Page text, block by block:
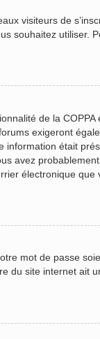
visiteurs de
souhaitez utiliser.
de la
exigeront
était
avez
électronique
mot de passe
site internet ait